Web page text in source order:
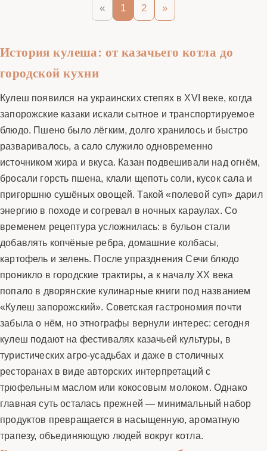
« 1 2 »
История кулеша: от казачьего котла до
городской кухни
Кулеш появился на украинских степях в XVI веке, когда
запорожские казаки искали сытное и транспортируемое
блюдо. Пшено было лёгким, долго хранилось и быстро
разваривалось, а сало служило одновременно
источником жира и вкуса. Казан подвешивали над огнём,
бросали горсть пшена, клали щепоть соли, кусок сала и
пригоршню сушёных овощей. Такой «полевой суп» дарил
энергию в походе и согревал в ночных караулах. Со
временем рецептура усложнилась: в бульон стали
добавлять копчёные ребра, домашние колбасы,
картофель и зелень. После упразднения Сечи блюдо
проникло в городские трактиры, а к началу XX века
попало в дворянские кулинарные книги под названием
«Кулеш запорожский». Советская гастрономия почти
забыла о нём, но этнографы вернули интерес: сегодня
кулеш подают на фестивалях казачьей культуры, в
туристических агро-усадьбах и даже в столичных
ресторанах в виде авторских интерпретаций с
трюфельным маслом или кокосовым молоком. Однако
главная суть осталась прежней — минимальный набор
продуктов превращается в насыщенную, ароматную
трапезу, объединяющую людей вокруг котла.